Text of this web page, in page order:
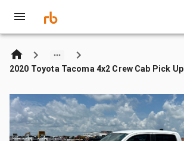
2020 Toyota Tacoma 4x2 Crew Cab Pick Up